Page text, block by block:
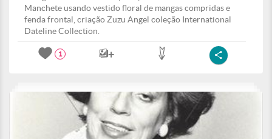
Manchete usando vestido floral de mangas compridas e
fenda frontal, criação Zuzu Angel coleção International
Dateline Collection.
1